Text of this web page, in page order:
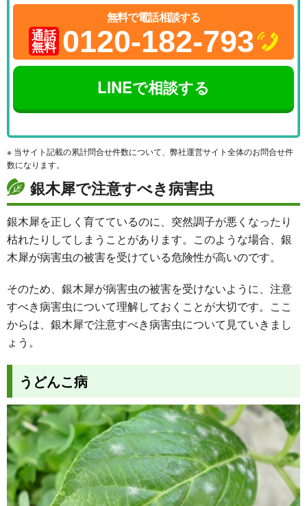
無料で電話相談する
通話
無料 0120-182-793
LINEで相談する
※ 当サイト記載の累計問合せ件数について、弊社運営サイト全体のお問合せ件
数になります。
銀木犀で注意すべき病害虫
銀木犀を正しく育てているのに、突然調子が悪くなったり
枯れたりしてしまうことがあります。このような場合、銀
木犀が病害虫の被害を受けている危険性が高いのです。
そのため、銀木犀が病害虫の被害を受けないように、注意
すべき病害虫について理解しておくことが大切です。ここ
からは、銀木犀で注意すべき病害虫について見ていきまし
ょう。
うどんこ病